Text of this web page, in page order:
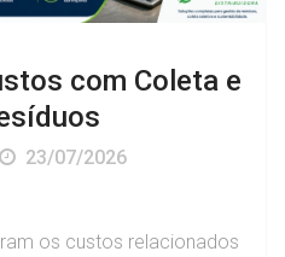
com Coleta e
23/07/2026
os custos relacionados